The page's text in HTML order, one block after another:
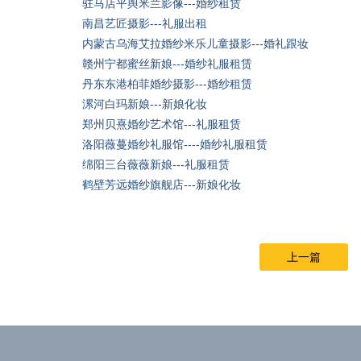
驻马店平舆米兰影像---婚纱租赁
南昌艺匠摄影---礼服出租
内蒙古乌海艾拉婚纱米乐儿童摄影---婚礼跟妆
赣州宁都蜜丝新娘---婚纱礼服租赁
丹东东港柏菲婚纱摄影---婚纱租赁
漯河白玛新娘---新娘化妆
郑州贝熹婚纱艺术馆---礼服租赁
洛阳薇蔓婚纱礼服馆----婚纱礼服租赁
绵阳三台薇薇新娘---礼服租赁
鹤壁芳远婚纱旗舰店---新娘化妆
上一篇